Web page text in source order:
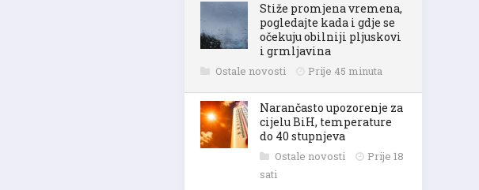
Stiže promjena vremena,
pogledajte kada i gdje se
očekuju obilniji pljuskovi
i grmljavina
Ostale novosti Prije 45 minuta
Narančasto upozorenje za
cijelu BiH, temperature
do 40 stupnjeva
Ostale novosti
Prije 18
sati